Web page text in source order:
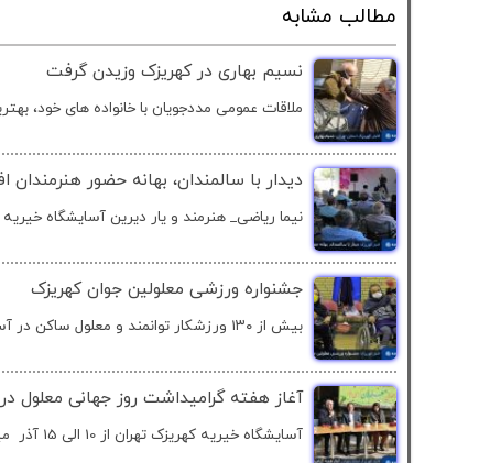
مطالب مشابه
نسیم بهاری در کهریزک وزیدن گرفت
ملاقات عمومی مددجویان با خانواده های خود،
دیدار با سالمندان، بهانه حضور هنرمندان
نیما ریاضی_ هنرمند و یار دیرین آسایشگاه
جشنواره ورزشی معلولین جوان کهریزک
بیش از ۱۳۰ ورزشکار توانمند و معلول ساکن در آسایشگاه...
آغاز هفته گرامیداشت روز جهانی معلول
آسایشگاه خیریه کهریزک تهران از 10 الی 15 آذر میزبان...